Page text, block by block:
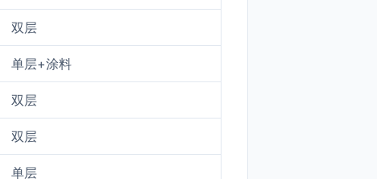
双层
单层+涂料
双层
双层
单层